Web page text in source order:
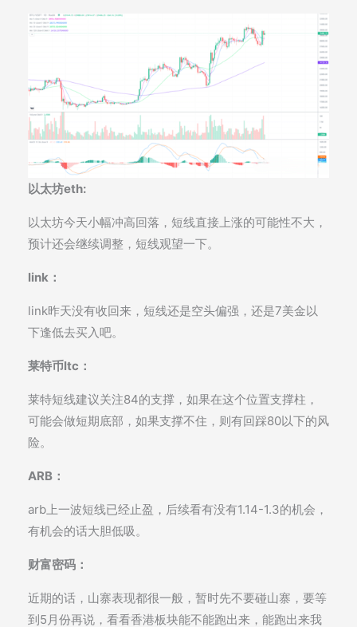
以太坊eth:
以太坊今天小幅冲高回落，短线直接上涨的可能性不大，
预计还会继续调整，短线观望一下。
link：
link昨天没有收回来，短线还是空头偏强，还是7美金以
下逢低去买入吧。
莱特币ltc：
莱特短线建议关注84的支撑，如果在这个位置支撑柱，
可能会做短期底部，如果支撑不住，则有回踩80以下的风
险。
ARB：
arb上一波短线已经止盈，后续看有没有1.14-1.3的机会，
有机会的话大胆低吸。
财富密码：
近期的话，山寨表现都很一般，暂时先不要碰山寨，要等
到5月份再说，看看香港板块能不能跑出来，能跑出来我